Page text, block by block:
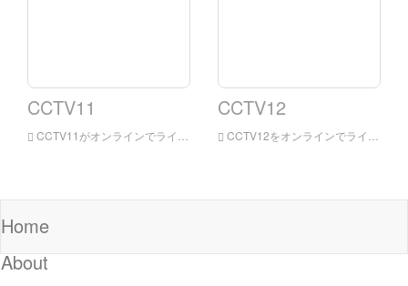
CCTV11
CCTV11がオンラインでライブオンラインで、CCTV11 Opera Channel Channelは1日24時間中断します。 中国の中国の最も広範な、影響力のある最大のプロのオペラチャネルです。
CCTV12
CCTV12をオンラインでライブ、社会的および法律のチャンネルを見て、社会的および法律のチャンネルは現実の近くに、人生の近くで、そして美しくそして有用であるように努力します。 CCTVのコミュニケーションリソースの長期的な蓄積、社会的、道徳的、および法的コンテンツを主な内容として、ニュース、特別なトピック、インタビュー、ライブダイレクトなど
Home
About